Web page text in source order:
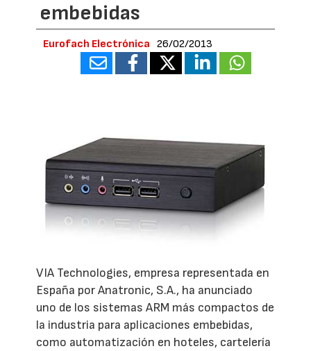
embebidas
Eurofach Electrónica 26/02/2013
VIA Technologies, empresa representada en
España por Anatronic, S.A., ha anunciado
uno de los sistemas ARM más compactos de
la industria para aplicaciones embebidas,
como automatización en hoteles, cartelería